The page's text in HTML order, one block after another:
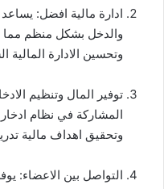
ادارة مالية افضل:
والدخل بشكل منظم مما
وتحسين الادارة المالية
توفير المال وتنظيم
المشاركة في نظام
وتحقيق اهداف مالية
التواصل بين الاعضاء: